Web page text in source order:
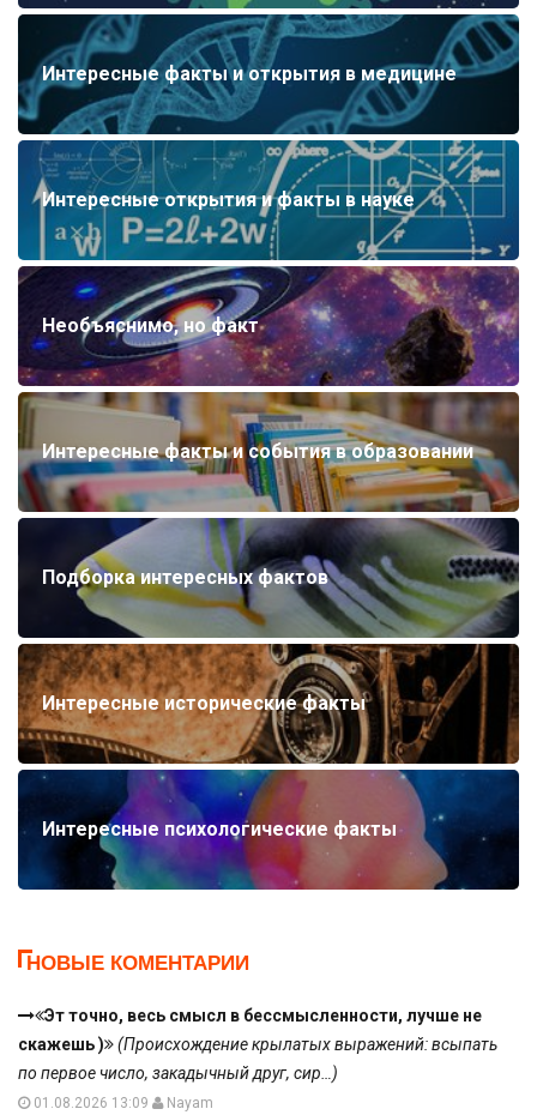
Интересные факты и открытия в медицине
Интересные открытия и факты в науке
Необъяснимо, но факт
Интересные факты и события в образовании
Подборка интересных фактов
Интересные исторические факты
Интересные психологические факты
НОВЫЕ КОМЕНТАРИИ
Эт точно, весь смысл в бессмысленности, лучше не
скажешь )
(Происхождение крылатых выражений: всыпать
по первое число, закадычный друг, сир…)
01.08.2026 13:09 Nayam